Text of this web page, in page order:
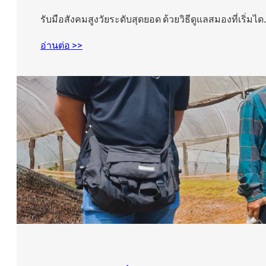
รับมือสังคมสูงวัยระดับสุดยอด ด้วยวิธีดูแลสมองที่เริ่มไ
อ่านต่อ >>